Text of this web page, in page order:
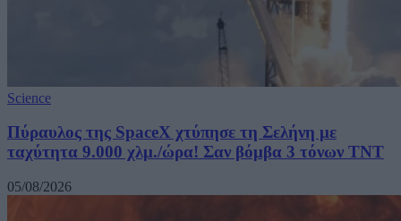
Science
Πύραυλος της SpaceX χτύπησε τη Σελήνη με
ταχύτητα 9.000 χλμ./ώρα! Σαν βόμβα 3 τόνων TNT
05/08/2026